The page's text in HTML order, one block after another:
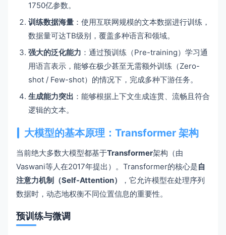
1750亿参数。
训练数据海量 ：使用互联网规模的文本数据进行训练，
数据量可达TB级别，覆盖多种语言和领域。
强大的泛化能力 ：通过预训练（Pre-training）学习通
用语言表示，能够在极少甚至无需额外训练（Zero-
shot / Few-shot）的情况下，完成多种下游任务。
生成能力突出 ：能够根据上下文生成连贯、流畅且符合
逻辑的文本。
大模型的基本原理：Transformer 架构
当前绝大多数大模型都基于Transformer架构（由
Vaswani等人在2017年提出）。Transformer的核心是自
注意力机制（Self-Attention）
，它允许模型在处理序列
数据时，动态地权衡不同位置信息的重要性。
预训练与微调